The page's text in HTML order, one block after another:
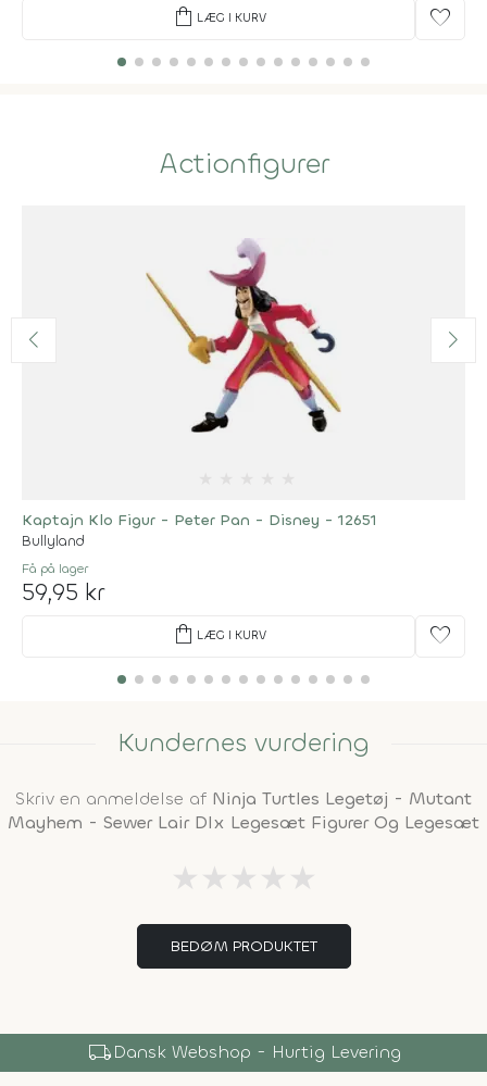
shopping_bag LÆG I KURV favorite
Actionfigurer
Kaptajn Klo Figur - Peter Pan - Disney - 12651
Bullyland
Få på lager
59,95 kr
shopping_bag LÆG I KURV favorite
Kundernes vurdering
Skriv en anmeldelse af Ninja Turtles Legetøj - Mutant
Mayhem - Sewer Lair Dlx Legesæt Figurer Og Legesæt
★ ★ ★ ★ ★
BEDØM PRODUKTET
local_shippingDansk Webshop - Hurtig Levering